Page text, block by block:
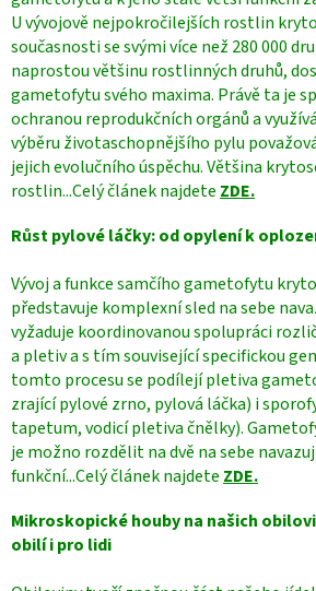
U vývojově nejpokročilejších rostlin
současnosti se svými více než 280 000
naprostou většinu rostlinných druhů,
gametofytu svého maxima. Právě ta je
ochranou reprodukčních orgánů a
výběru životaschopnějšího pylu
jejich evolučního úspěchu. Většina
rostlin...Celý článek najdete ZDE.
Růst pylové láčky: od opylení k
Vývoj a funkce samčího gametofytu
představuje komplexní sled na sebe
vyžaduje koordinovanou spolupráci
a pletiv a s tím související specifickou
tomto procesu se podílejí pletiva
zrající pylové zrno, pylová láčka) i
tapetum, vodicí pletiva čnělky).
je možno rozdělit na dvě na sebe
funkční...Celý článek najdete ZDE.
Mikroskopické houby na našich
obilí i pro lidi